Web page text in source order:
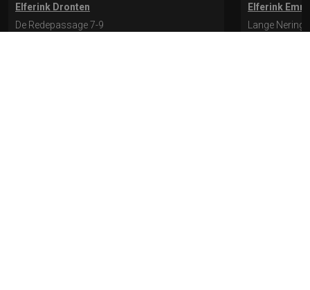
Elferink Dronten
De Redepassage 7-9
Elferink
Lange Nering